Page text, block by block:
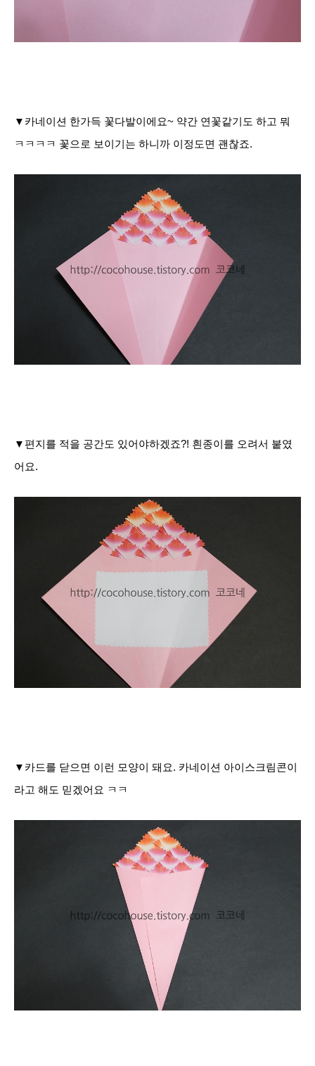
▼카네이션 한가득 꽃다발이에요~ 약간 연꽃같기도 하고 뭐
ㅋㅋㅋㅋ 꽃으로 보이기는 하니까 이정도면 괜찮죠.
▼편지를 적을 공간도 있어야하겠죠?! 흰종이를 오려서 붙였
어요.
▼카드를 닫으면 이런 모양이 돼요. 카네이션 아이스크림콘이
라고 해도 믿겠어요 ㅋㅋ